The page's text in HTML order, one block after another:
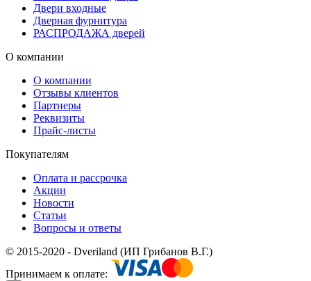
Двери входные
Дверная фурнитура
РАСПРОДАЖА дверей
О компании
О компании
Отзывы клиентов
Партнеры
Реквизиты
Прайс-листы
Покупателям
Оплата и рассрочка
Акции
Новости
Статьи
Вопросы и ответы
© 2015-2020 - Dveriland (ИП Грибанов В.Г.)
Принимаем к оплате: